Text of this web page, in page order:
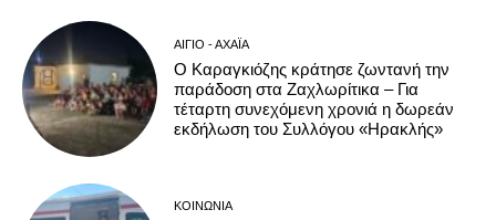
ΑΊΓΙΟ - ΑΧΑΪ́Α
Ο Καραγκιόζης κράτησε ζωντανή την
παράδοση στα Ζαχλωρίτικα – Για
τέταρτη συνεχόμενη χρονιά η δωρεάν
εκδήλωση του Συλλόγου «Ηρακλής»
ΚΟΙΝΩΝΊΑ